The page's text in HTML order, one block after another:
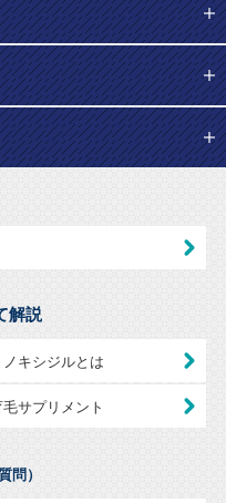
解説
ノキシジルとは
毛サプリメント
問）